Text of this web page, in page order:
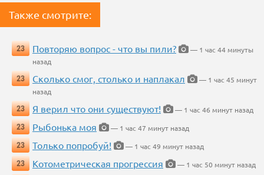
Также смотрите:
23 Повторяю вопрос - что вы пили?
— 1 час 44 минуты
назад
23
Сколько смог, столько и наплакал
— 1 час 45 минут
назад
23
Я верил что они существуют!
— 1 час 46 минут назад
23
Рыбонька моя
— 1 час 47 минут назад
23
Только попробуй!
— 1 час 49 минут назад
23
Котометрическая прогрессия
— 1 час 50 минут назад